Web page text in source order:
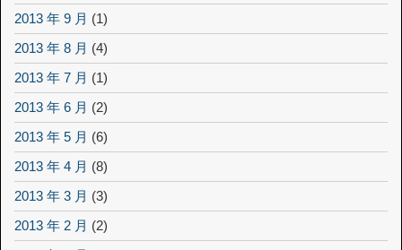
2013 年 9 月 (1)
2013 年 8 月 (4)
2013 年 7 月 (1)
2013 年 6 月 (2)
2013 年 5 月 (6)
2013 年 4 月 (8)
2013 年 3 月 (3)
2013 年 2 月 (2)